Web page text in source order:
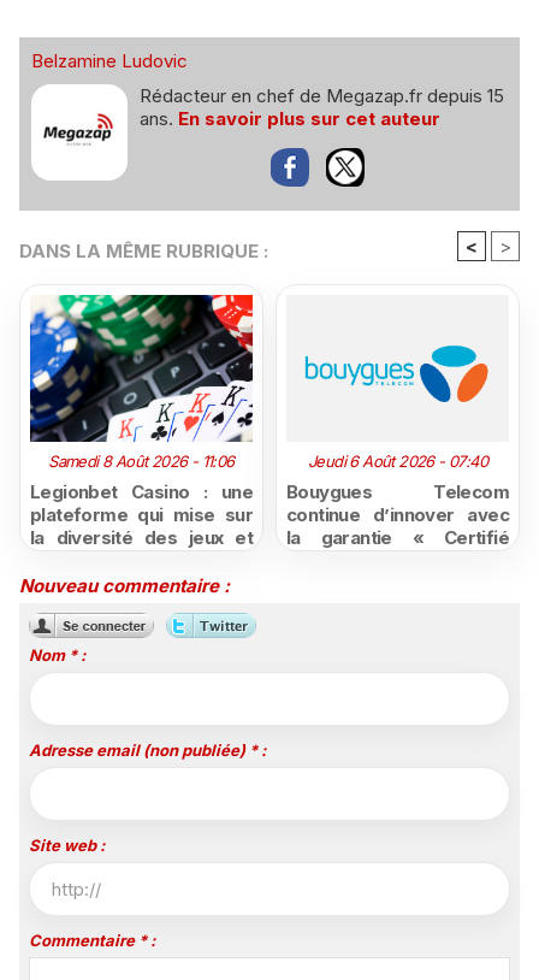
Belzamine Ludovic
Rédacteur en chef de Megazap.fr depuis 15
ans. En savoir plus sur cet auteur
DANS LA MÊME RUBRIQUE : < >
Samedi 8 Août 2026 - 11:06
Legionbet Casino : une
plateforme qui mise sur
la diversité des jeux et
attractives
Jeudi 6 Août 2026 - 07:40
Bouygues Telecom
continue d’innover avec
la garantie « Certifié
Nouveau commentaire :
Nom * :
Adresse email (non publiée) * :
Site web :
Commentaire * :